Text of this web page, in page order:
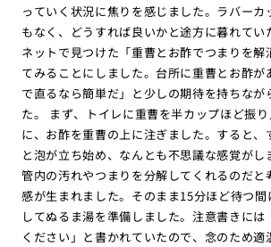
っていく状況に焦りを感じました。ラバーカ
もなく、どうすれば良いかと途方に暮れてい
ネットで見つけた「重曹とお酢でつまりを解
てみることにしました。台所に重曹とお酢が
で直るなら簡単だ」と少しの期待を持ちなが
た。 まず、トイレに重曹を半カップほど振
に、お酢を重曹の上に注ぎました。すると、
と泡が立ち始め、なんとも不思議な感覚がし
管内の汚れやつまりを分解してくれるのだと
感が生まれました。そのまま15分ほど待つ間
してぬるま湯を準備しました。注意書きには
ください」と書かれていたので、念のため適